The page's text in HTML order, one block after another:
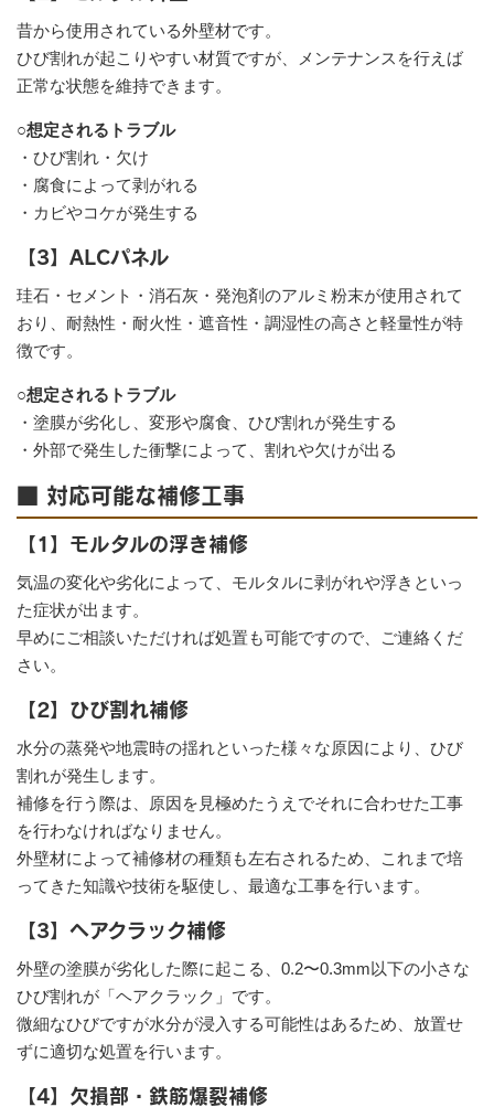
昔から使用されている外壁材です。
ひび割れが起こりやすい材質ですが、メンテナンスを行えば
正常な状態を維持できます。
○想定されるトラブル
・ひび割れ・欠け
・腐食によって剥がれる
・カビやコケが発生する
【3】ALCパネル
珪石・セメント・消石灰・発泡剤のアルミ粉末が使用されて
おり、耐熱性・耐火性・遮音性・調湿性の高さと軽量性が特
徴です。
○想定されるトラブル
・塗膜が劣化し、変形や腐食、ひび割れが発生する
・外部で発生した衝撃によって、割れや欠けが出る
■ 対応可能な補修工事
【1】モルタルの浮き補修
気温の変化や劣化によって、モルタルに剥がれや浮きといっ
た症状が出ます。
早めにご相談いただければ処置も可能ですので、ご連絡くだ
さい。
【2】ひび割れ補修
水分の蒸発や地震時の揺れといった様々な原因により、ひび
割れが発生します。
補修を行う際は、原因を見極めたうえでそれに合わせた工事
を行わなければなりません。
外壁材によって補修材の種類も左右されるため、これまで培
ってきた知識や技術を駆使し、最適な工事を行います。
【3】ヘアクラック補修
外壁の塗膜が劣化した際に起こる、0.2〜0.3mm以下の小さな
ひび割れが「ヘアクラック」です。
微細なひびですが水分が浸入する可能性はあるため、放置せ
ずに適切な処置を行います。
【4】欠損部・鉄筋爆裂補修